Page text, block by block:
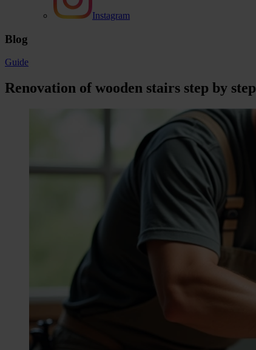
Instagram
Blog
Guide
Renovation of wooden stairs step by step